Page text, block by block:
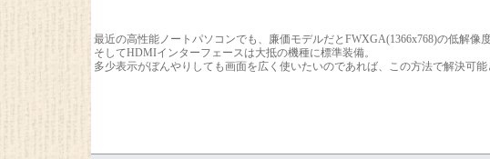
最近の高性能ノートパソコンでも、廉価モデルだとFWXGA(1366x768)の低解像
そしてHDMIインターフェースは大抵の機種に標準装備。
多少表示がぼんやりしても画面を広く使いたいのであれば、この方法で解決可能